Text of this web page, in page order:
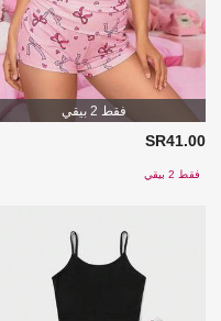
فقط 2 بيقي
SR41.00
فقط 2 بيقي